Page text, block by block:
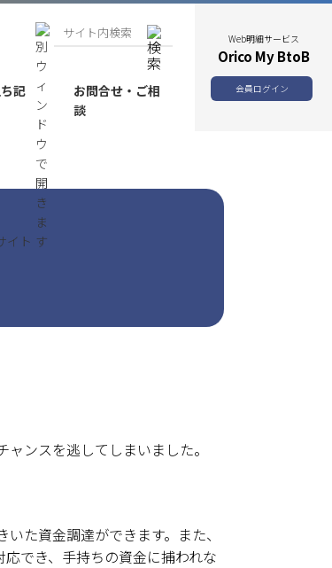
記
お問合せ・ご相
談
イト
Web明細サービス
Orico My BtoB
会員ログイン
ンスを逃してしまいました。
た資金調達ができます。また、
でき、手持ちの資金に捕われな